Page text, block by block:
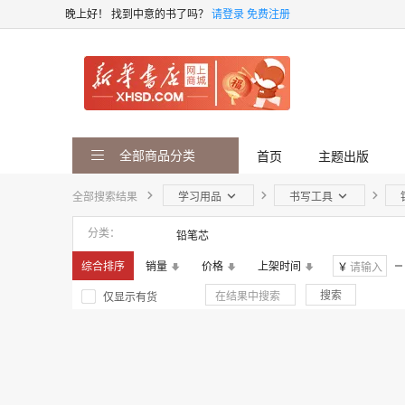
晚上好！ 找到中意的书了吗？ 请登录免费注册
全部商品分类 首页 主题出版
全部搜索结果 学习用品 书写工具
分类
铅笔芯
综合排序
销量 价格 上架时间
￥
仅显示有货
搜索